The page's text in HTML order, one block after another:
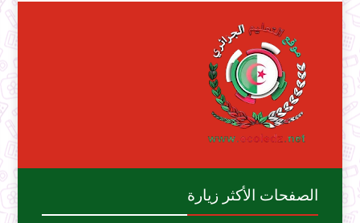
الصفحات الأكثر زيارة